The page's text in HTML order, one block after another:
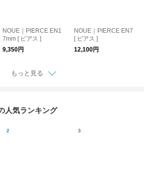
NOUE｜PIERCE EN1
7mm [ ピアス ]
9,350円
NOUE｜PIERCE EN7
[ ピアス ]
12,100円
もっと見る
人気ランキング